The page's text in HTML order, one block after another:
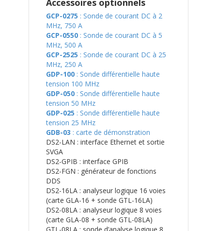
Accessoires optionnels
GCP-0275 : Sonde de courant DC à 2
MHz, 750 A
GCP-0550 : Sonde de courant DC à 5
MHz, 500 A
GCP-2525 : Sonde de courant DC à 25
MHz, 250 A
GDP-100 : Sonde différentielle haute
tension 100 MHz
GDP-050 : Sonde différentielle haute
tension 50 MHz
GDP-025 : Sonde différentielle haute
tension 25 MHz
GDB-03 : carte de démonstration
DS2-LAN : interface Ethernet et sortie
SVGA
DS2-GPIB : interface GPIB
DS2-FGN : générateur de fonctions
DDS
DS2-16LA : analyseur logique 16 voies
(carte GLA-16 + sonde GTL-16LA)
DS2-08LA : analyseur logique 8 voies
(carte GLA-08 + sonde GTL-08LA)